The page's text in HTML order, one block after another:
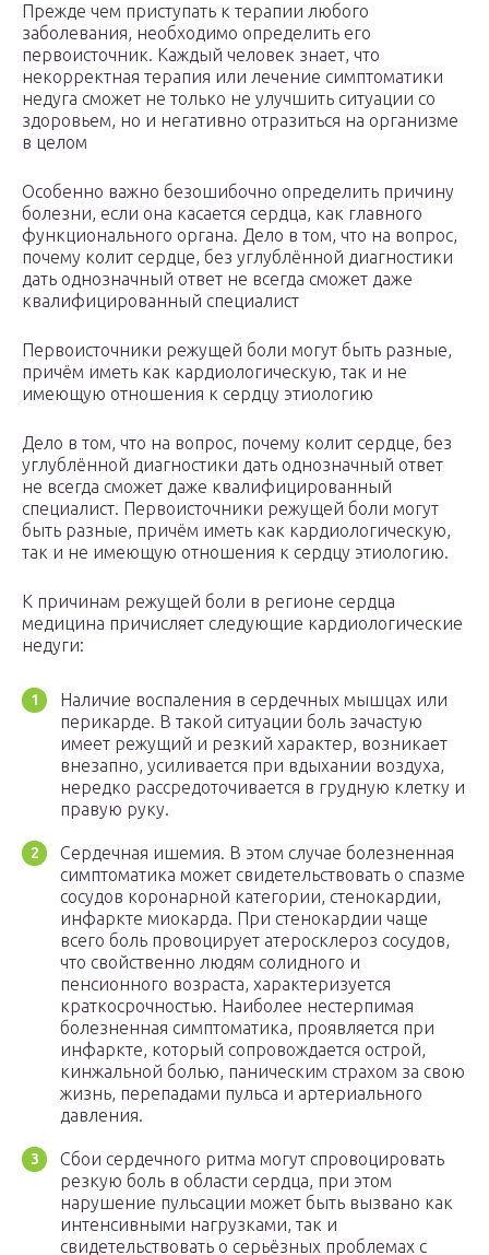
Прежде чем приступать к терапии любого
заболевания, необходимо определить его
первоисточник. Каждый человек знает, что
некорректная терапия или лечение симптоматики
недуга сможет не только не улучшить ситуации со
здоровьем, но и негативно отразиться на организме
в целом
Особенно важно безошибочно определить причину
болезни, если она касается сердца, как главного
функционального органа. Дело в том, что на вопрос,
почему колит сердце, без углублённой диагностики
дать однозначный ответ не всегда сможет даже
квалифицированный специалист
Первоисточники режущей боли могут быть разные,
причём иметь как кардиологическую, так и не
имеющую отношения к сердцу этиологию
Дело в том, что на вопрос, почему колит сердце, без
углублённой диагностики дать однозначный ответ
не всегда сможет даже квалифицированный
специалист. Первоисточники режущей боли могут
быть разные, причём иметь как кардиологическую,
так и не имеющую отношения к сердцу этиологию.
К причинам режущей боли в регионе сердца
медицина причисляет следующие кардиологические
недуги:
Наличие воспаления в сердечных мышцах или
перикарде. В такой ситуации боль зачастую
имеет режущий и резкий характер, возникает
внезапно, усиливается при вдыхании воздуха,
нередко рассредоточивается в грудную клетку и
правую руку.
Сердечная ишемия. В этом случае болезненная
симптоматика может свидетельствовать о спазме
сосудов коронарной категории, стенокардии,
инфаркте миокарда. При стенокардии чаще
всего боль провоцирует атеросклероз сосудов,
что свойственно людям солидного и
пенсионного возраста, характеризуется
краткосрочностью. Наиболее нестерпимая
болезненная симптоматика, проявляется при
инфаркте, который сопровождается острой,
кинжальной болью, паническим страхом за свою
жизнь, перепадами пульса и артериального
давления.
Сбои сердечного ритма могут спровоцировать
резкую боль в области сердца, при этом
нарушение пульсации может быть вызвано как
интенсивными нагрузками, так и
свидетельствовать о серьёзных проблемах с